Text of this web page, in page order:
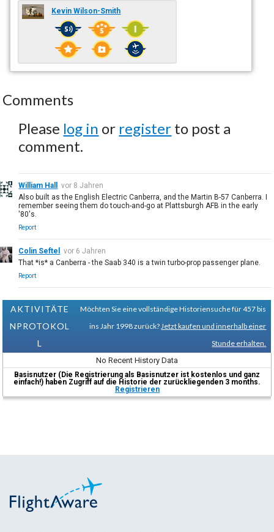
Kevin Wilson-Smith
Comments
Please log in or register to post a
comment.
William Hall
vor 8 Jahren
Also built as the English Electric Canberra, and the Martin B-57 Canberra. I
remember seeing them do touch-and-go at Plattsburgh AFB in the early
'80's.
Report
Colin Seftel
vor 6 Jahren
That *is* a Canberra - the Saab 340 is a twin turbo-prop passenger plane.
Report
AKTIVITÄTE
NPROTOKOL
L
Möchten Sie eine vollständige Historiensuche für 457 bis
ins Jahr 1998 zurück? Jetzt kaufen und innerhalb einer
Stunde erhalten.
No Recent History Data
Basisnutzer (Die Registrierung als Basisnutzer ist kostenlos und ganz
einfach!) haben Zugriff auf die Historie der zurückliegenden 3 months.
Registrieren